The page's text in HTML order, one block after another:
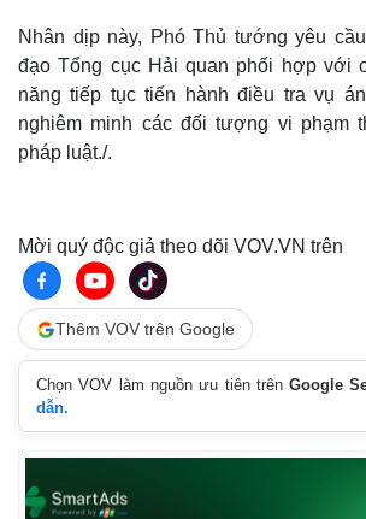
Thế giới
Nhân dịp này, Phó Thủ tướng yêu
đạo Tổng cục Hải quan phối hợp với
năng tiếp tục tiến hành điều tra vụ
nghiêm minh các đối tượng vi phạm
pháp luật./.
Mời quý độc giả theo dõi VOV.VN trên
Thêm VOV trên Google
Chọn VOV làm nguồn ưu tiên trênGoogle
dẫn.